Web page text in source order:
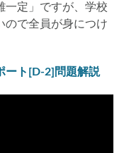
一定」ですが、学校
ので全員が身につけ
ート[D-2]問題解説